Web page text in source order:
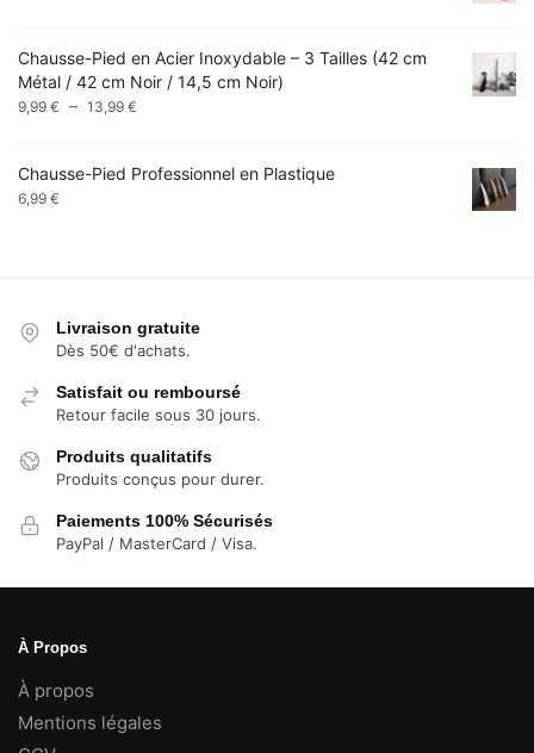
9,49 €
à
9,99 €
Chausse-Pied en Acier Inoxydable – 3 Tailles (42 cm
Métal / 42 cm Noir / 14,5 cm Noir)
9,99 € – 13,99 €
9,99 €
Chausse-Pied Professionnel en Plastique
6,99 €
Livraison gratuite
Dès 50€ d'achats.
Satisfait ou remboursé
Retour facile sous 30 jours.
Produits qualitatifs
Produits conçus pour durer.
Paiements 100% Sécurisés
PayPal / MasterCard / Visa.
À Propos
À propos
Mentions légales